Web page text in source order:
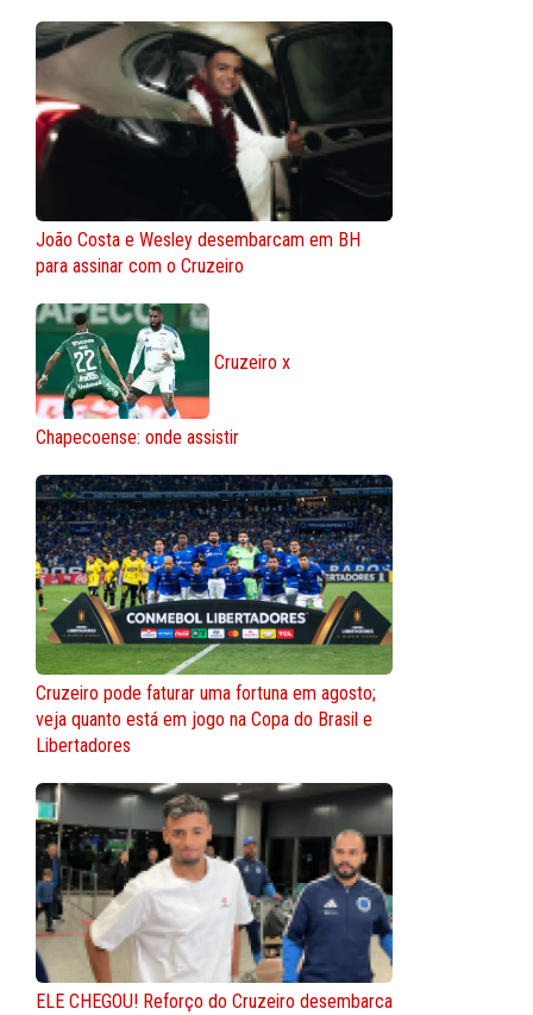
João Costa e Wesley desembarcam em BH
para assinar com o Cruzeiro
Cruzeiro x
Chapecoense: onde assistir
Cruzeiro pode faturar uma fortuna em agosto;
veja quanto está em jogo na Copa do Brasil e
Libertadores
ELE CHEGOU! Reforço do Cruzeiro desembarca